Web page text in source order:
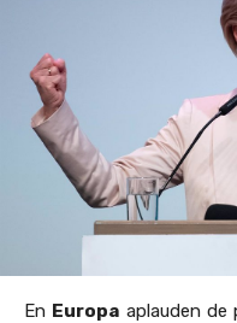
En Europa aplauden de